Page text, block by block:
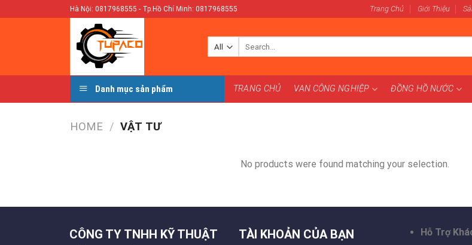
to
Hà Nội: 0817968555 - Tp.Hồ Chí Minh: 0817968555 Trang Chủ Giới Thiệu
Danh mục sản phẩm TRANG CHỦ VAN CÔNG NGHIỆP ĐỒNG HỒ NƯỚC
HOME / VẬT TƯ
No products were found matching your selection.
CÔNG TY TNHH KỸ THUẬT
TÀI KHOẢN CỦA BẠN
Hỗ Trợ